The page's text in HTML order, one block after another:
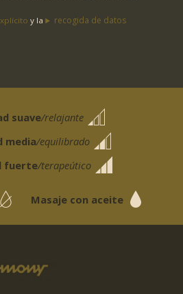
y la recogida de datos
suave/relajante
media/equilibrado
fuerte/terapeútico
Masaje con aceite